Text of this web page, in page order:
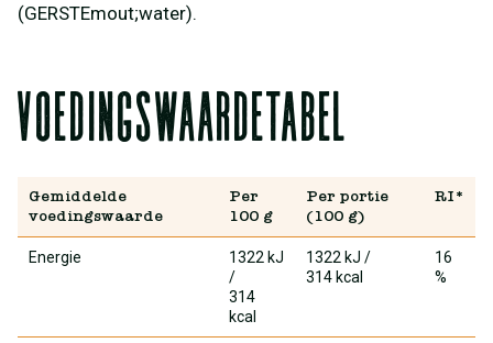
(GERSTEmout;water).
Voedingswaardetabel
Gemiddelde
voedingswaarde
Per
100 g
Per portie
(100 g)
RI*
Energie
1322 kJ
/
314
kcal
1322 kJ /
314 kcal
16
%